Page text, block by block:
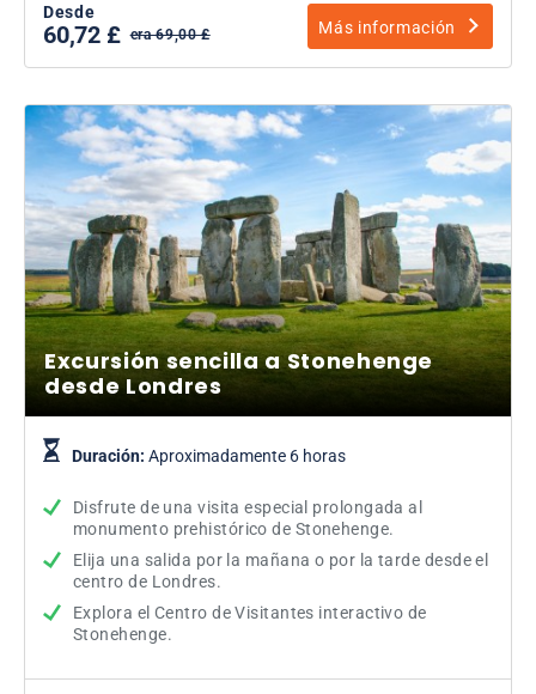
Desde
60,72 £ era 69,00 £ Más información
Excursión sencilla a Stonehenge
desde Londres
Duración: Aproximadamente 6 horas
Disfrute de una visita especial prolongada al
monumento prehistórico de Stonehenge.
Elija una salida por la mañana o por la tarde desde el
centro de Londres.
Explora el Centro de Visitantes interactivo de
Stonehenge.